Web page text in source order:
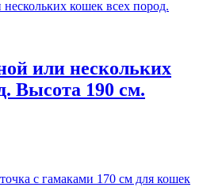
или нескольких
Высота 190 см.